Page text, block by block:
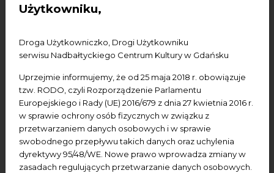
Użytkowniku,
Droga Użytkowniczko, Drogi Użytkowniku
serwisu Nadbałtyckiego Centrum Kultury w Gdańsku
Uprzejmie informujemy, że od 25 maja 2018 r. obowiązuje
tzw. RODO, czyli Rozporządzenie Parlamentu
Europejskiego i Rady (UE) 2016/679 z dnia 27 kwietnia 2016 r.
w sprawie ochrony osób fizycznych w związku z
przetwarzaniem danych osobowych i w sprawie
swobodnego przepływu takich danych oraz uchylenia
dyrektywy 95/48/WE. Nowe prawo wprowadza zmiany w
zasadach regulujących przetwarzanie danych osobowych.
Data końcowa
Termin:
-Wszystkie- Dzisiaj Jutro Pojutrze
Następny tydzień Następny miesiąc